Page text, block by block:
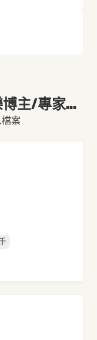
主/專家...
案